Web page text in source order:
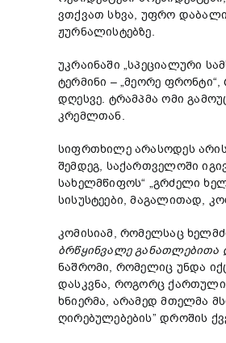
ვთქვათ სხვა, უფრო დაბალი
ჟურნალისტებზე.
უკრაინაში „სპეციალური
ტერმინი – „მეორე
დღესვე. ტრამპმა ომი
კრემლთან.
სიფრთხილე არასოდეს არის
შემდეგ, საქართველოში
სახელმწიფოს“ „გრძელი
სისუსტეები, მაგალითად,
კომისიამ, რომელსაც
ბრწყინვალე
ნაშრომი, რომელიც უნდა
დასკვნა, როგორც ქართული
ხნიერმა, არამედ მთელმა
ღირებულებების” დროშის